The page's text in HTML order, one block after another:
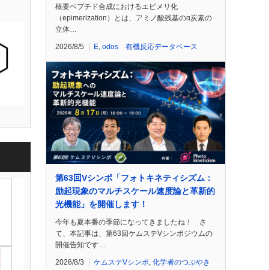
概要ペプチド合成におけるエピメリ化
（epimerization）とは、アミノ酸残基のα炭素の
立体…
2026/8/5 E odos 有機反応データベース
第63回Vシンポ「フォトキネティシズム：
励起現象のマルチスケール速度論と革新的
光機能」を開催します！
今年も夏本番の季節になってきましたね！ さ
て、本記事は、第63回ケムステVシンポジウムの
開催告知です…
2026/8/3 ケムステVシンポ, 化学者のつぶやき